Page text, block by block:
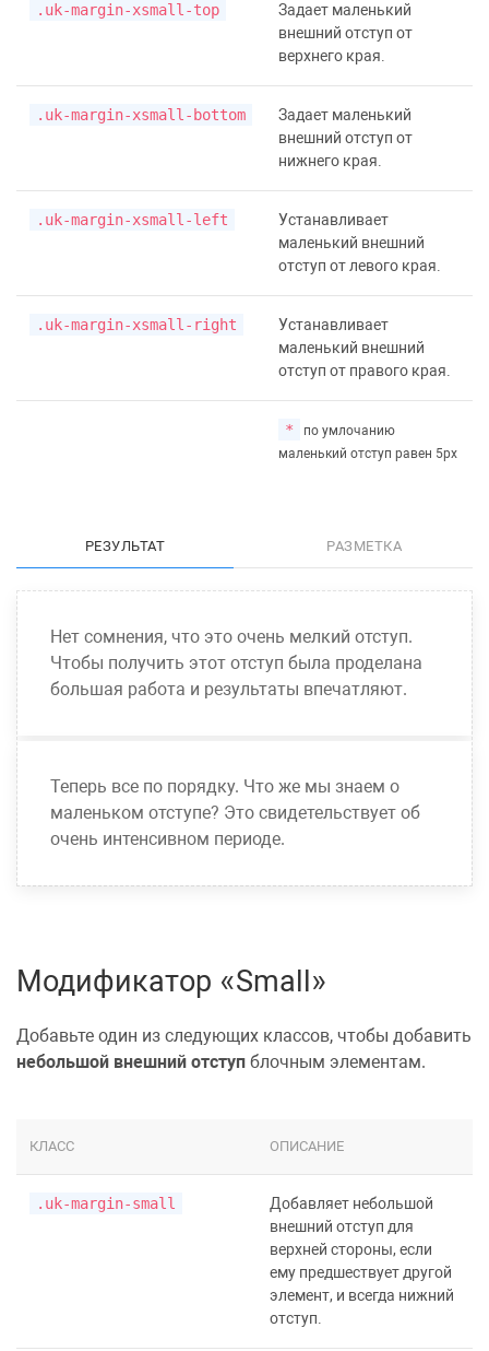
.uk-margin-xsmall-top
Задает маленький
внешний отступ от
верхнего края.
.uk-margin-xsmall-bottom
Задает маленький
внешний отступ от
нижнего края.
.uk-margin-xsmall-left
Устанавливает
маленький внешний
отступ от левого края.
.uk-margin-xsmall-right
Устанавливает
маленький внешний
отступ от правого края.
*
по умлочанию
маленький отступ равен 5px
РЕЗУЛЬТАТ РАЗМЕТКА
Нет сомнения, что это очень мелкий отступ.
Чтобы получить этот отступ была проделана
большая работа и результаты впечатляют.
Теперь все по порядку. Что же мы знаем о
маленьком отступе? Это свидетельствует об
очень интенсивном периоде.
Модификатор «Small»
Добавьте один из следующих классов, чтобы добавить
небольшой внешний отступ блочным элементам.
КЛАСС ОПИСАНИЕ
.uk-margin-small
Добавляет небольшой
внешний отступ для
верхней стороны, если
ему предшествует другой
элемент, и всегда нижний
отступ.